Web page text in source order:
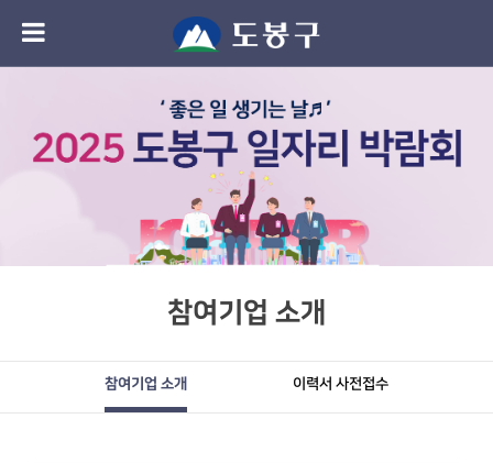
참여기업 소개
참여기업 소개 이력서 사전접수